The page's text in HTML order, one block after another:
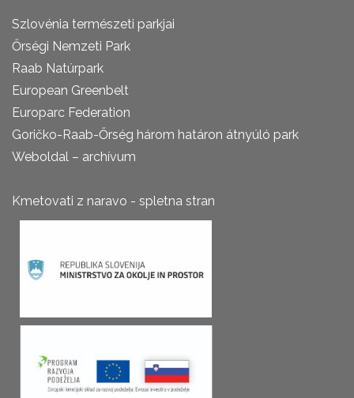
Szlovénia természeti parkjai
Őrségi Nemzeti Park
Raab Natúrpark
European Greenbelt
Europarc Federation
Goričko-Raab-Őrség három határon átnyúló park
Weboldal – archívum
Kmetovati z naravo - spletna stran